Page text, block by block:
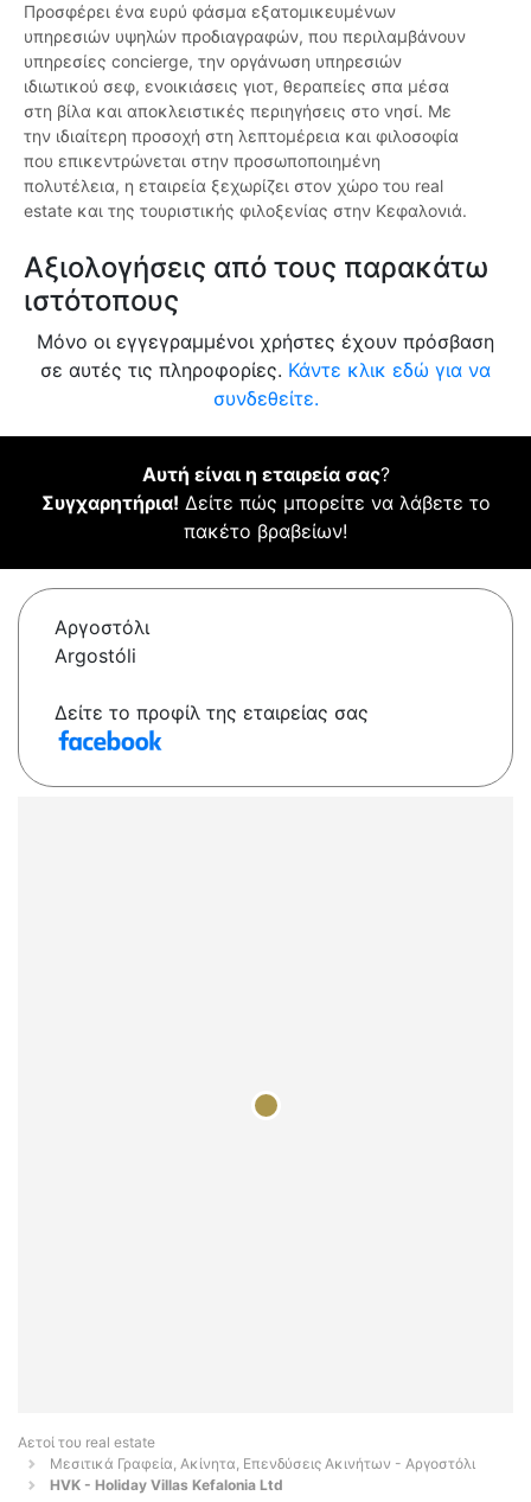
Προσφέρει ένα ευρύ φάσμα εξατομικευμένων
υπηρεσιών υψηλών προδιαγραφών, που περιλαμβάνουν
υπηρεσίες concierge, την οργάνωση υπηρεσιών
ιδιωτικού σεφ, ενοικιάσεις γιοτ, θεραπείες σπα μέσα
στη βίλα και αποκλειστικές περιηγήσεις στο νησί. Με
την ιδιαίτερη προσοχή στη λεπτομέρεια και φιλοσοφία
που επικεντρώνεται στην προσωποποιημένη
πολυτέλεια, η εταιρεία ξεχωρίζει στον χώρο του real
estate και της τουριστικής φιλοξενίας στην Κεφαλονιά.
Αξιολογήσεις από τους παρακάτω
ιστότοπους
Μόνο οι εγγεγραμμένοι χρήστες έχουν πρόσβαση
σε αυτές τις πληροφορίες. Κάντε κλικ εδώ για να
συνδεθείτε.
Αυτή είναι η εταιρεία σας?
Συγχαρητήρια! Δείτε πώς μπορείτε να λάβετε το
πακέτο βραβείων!
Αργοστόλι
Argostóli
Δείτε το προφίλ της εταιρείας σας
Αετοί του real estate
Μεσιτικά Γραφεία, Ακίνητα, Επενδύσεις Ακινήτων - Αργοστόλι
HVK - Holiday Villas Kefalonia Ltd